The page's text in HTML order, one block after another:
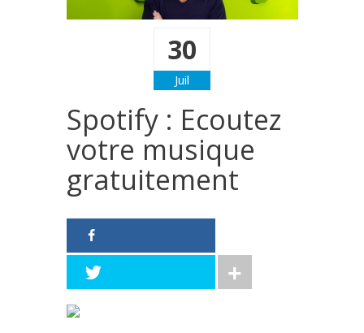
30
Juil
Spotify : Ecoutez
votre musique
gratuitement